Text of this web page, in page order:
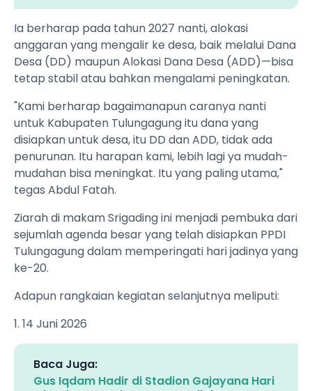
Ia berharap pada tahun 2027 nanti, alokasi
anggaran yang mengalir ke desa, baik melalui Dana
Desa (DD) maupun Alokasi Dana Desa (ADD)—bisa
tetap stabil atau bahkan mengalami peningkatan.
"Kami berharap bagaimanapun caranya nanti
untuk Kabupaten Tulungagung itu dana yang
disiapkan untuk desa, itu DD dan ADD, tidak ada
penurunan. Itu harapan kami, lebih lagi ya mudah-
mudahan bisa meningkat. Itu yang paling utama,"
tegas Abdul Fatah.
Ziarah di makam Srigading ini menjadi pembuka dari
sejumlah agenda besar yang telah disiapkan PPDI
Tulungagung dalam memperingati hari jadinya yang
ke-20.
Adapun rangkaian kegiatan selanjutnya meliputi:
1. 14 Juni 2026
Baca Juga:
Gus Iqdam Hadir di Stadion Gajayana Hari